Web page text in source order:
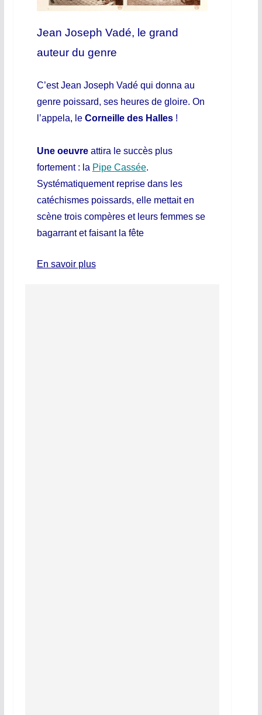
Jean Joseph Vadé, le grand
auteur du genre
C’est Jean Joseph Vadé qui donna au
genre poissard, ses heures de gloire. On
l’appela, le Corneille des Halles!
Une oeuvre attira le succès plus
fortement : la Pipe Cassée.
Systématiquement reprise dans les
catéchismes poissards, elle mettait en
scène trois compères et leurs femmes se
bagarrant et faisant la fête
En savoir plus